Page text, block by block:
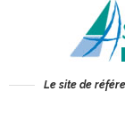
Le site de